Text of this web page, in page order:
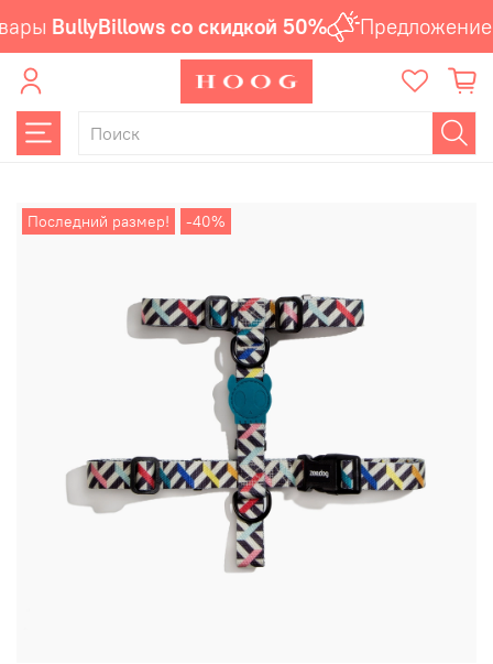
BullyBillows со скидкой 50% Предложение
Последний размер! -40%